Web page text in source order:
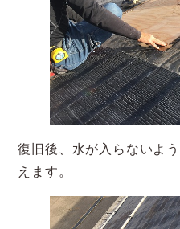
復旧後、水が入らないよ
えます。